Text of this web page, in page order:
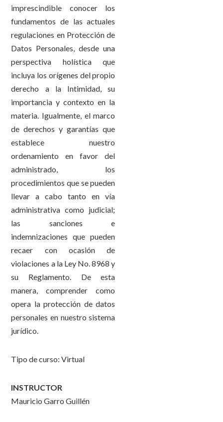
imprescindible conocer los
fundamentos de las actuales
regulaciones en Protección de
Datos Personales, desde una
perspectiva holística que
incluya los orígenes del propio
derecho a la Intimidad, su
importancia y contexto en la
materia. Igualmente, el marco
de derechos y garantías que
establece nuestro
ordenamiento en favor del
administrado, los
procedimientos que se pueden
llevar a cabo tanto en vía
administrativa como judicial;
las sanciones e
indemnizaciones que pueden
recaer con ocasión de
violaciones a la Ley No. 8968 y
su Reglamento. De esta
manera, comprender como
opera la protección de datos
personales en nuestro sistema
jurídico.
Tipo de curso: Virtual
INSTRUCTOR
Mauricio Garro Guillén